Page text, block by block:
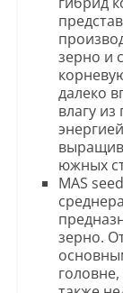
зерно и
далеко
влагу
южных
MAS
зерно.